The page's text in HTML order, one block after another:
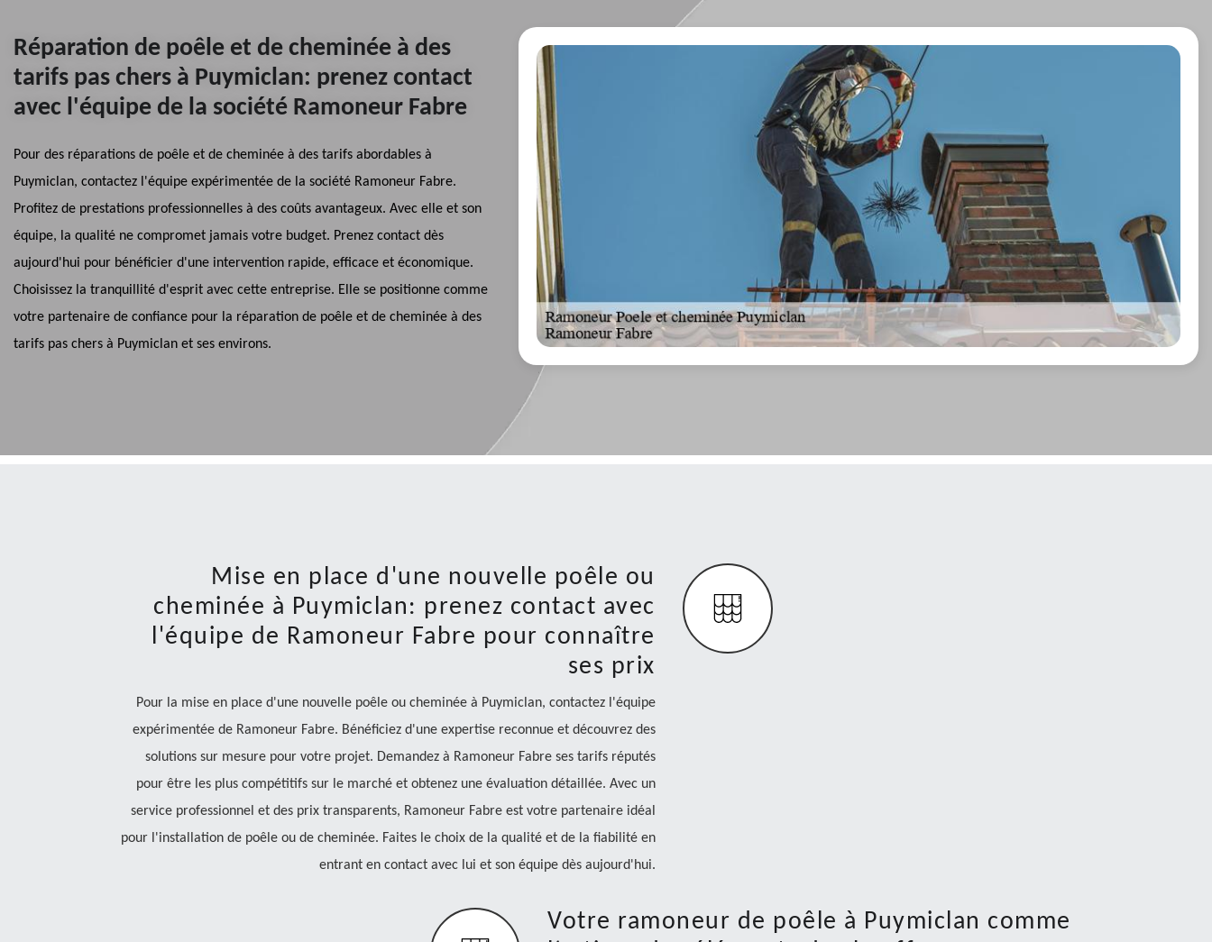
Réparation de poêle et de cheminée à des
tarifs pas chers à Puymiclan: prenez contact
avec l'équipe de la société Ramoneur Fabre
Pour des réparations de poêle et de cheminée à des tarifs abordables à
Puymiclan, contactez l'équipe expérimentée de la société Ramoneur Fabre.
Profitez de prestations professionnelles à des coûts avantageux. Avec elle et son
équipe, la qualité ne compromet jamais votre budget. Prenez contact dès
aujourd'hui pour bénéficier d'une intervention rapide, efficace et économique.
Choisissez la tranquillité d'esprit avec cette entreprise. Elle se positionne comme
votre partenaire de confiance pour la réparation de poêle et de cheminée à des
tarifs pas chers à Puymiclan et ses environs.
Mise en place d'une nouvelle poêle ou
cheminée à Puymiclan: prenez contact avec
l'équipe de Ramoneur Fabre pour connaître
ses prix
Pour la mise en place d'une nouvelle poêle ou cheminée à Puymiclan, contactez l'équipe
expérimentée de Ramoneur Fabre. Bénéficiez d'une expertise reconnue et découvrez des
solutions sur mesure pour votre projet. Demandez à Ramoneur Fabre ses tarifs réputés
pour être les plus compétitifs sur le marché et obtenez une évaluation détaillée. Avec un
service professionnel et des prix transparents, Ramoneur Fabre est votre partenaire idéal
pour l'installation de poêle ou de cheminée. Faites le choix de la qualité et de la fiabilité en
entrant en contact avec lui et son équipe dès aujourd'hui.
Votre ramoneur de poêle à Puymiclan comme